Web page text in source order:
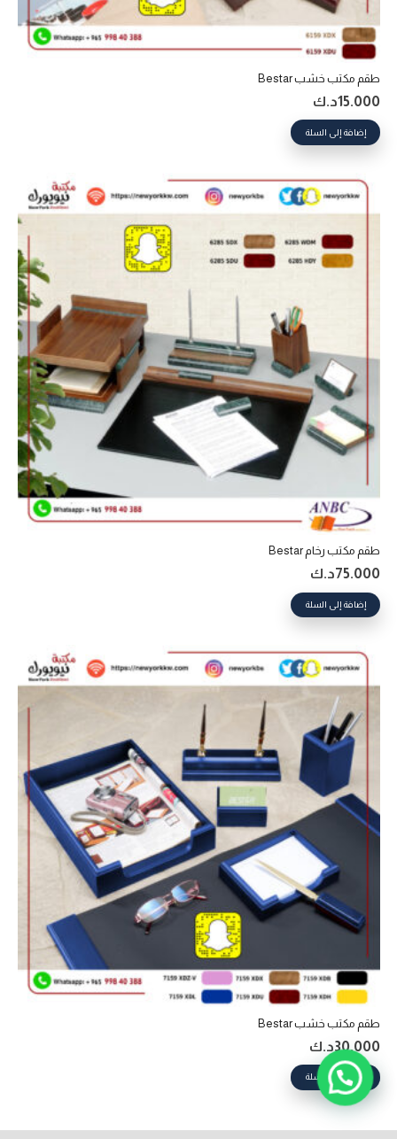
طقم مكتب خشب Bestar
15.000د.ك
إضافة إلى السلة
طقم مكتب رخام Bestar
75.000د.ك
إضافة إلى السلة
طقم مكتب خشب Bestar
30.000د.ك
إضافة إلى السلة